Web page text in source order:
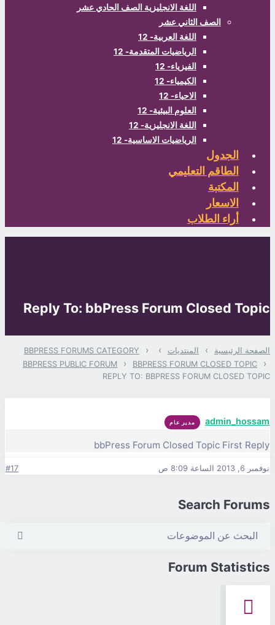
اللغة الانجليزية الصف الحادي عشر
الصف الثاني عشر
اللغة العربية- 12
الرياضيات المتقدمة- 12
الكيمياء- 12
العلوم البيئية- 12
اللغة الانجليزية- 12
الرياضيات الاساسية- 12
التعليمي
الطلاب
Reply To: bbPress Forum
› المنتديات ›
BBPRESS FORUMS CATEGORY ›
BBPRESS PUBLIC FORUM ›
BBPRESS FORUM CLOSED
REPLY TO: BBPRESS FORUM
مدير عام
bbPress Forum Closed Topic
Search
Forum